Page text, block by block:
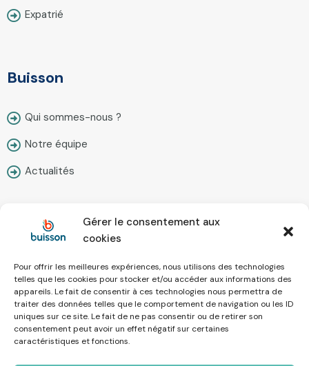
Gérer le consentement aux
cookies
Pour offrir les meilleures expériences, nous utilisons des technologies
telles que les cookies pour stocker et/ou accéder aux informations des
appareils. Le fait de consentir à ces technologies nous permettra de
traiter des données telles que le comportement de navigation ou les ID
uniques sur ce site. Le fait de ne pas consentir ou de retirer son
consentement peut avoir un effet négatif sur certaines
caractéristiques et fonctions.
Expatrié
Buisson
Qui sommes-nous ?
Notre équipe
Actualités
Contact
Nous écrire
Prendre rendez-vous
Simulateur en ligne